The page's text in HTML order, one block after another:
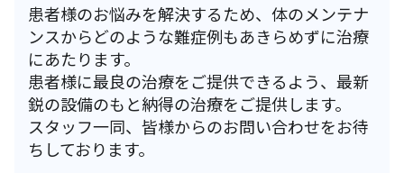
患者様のお悩みを解決するため、体のメンテナ
ンスからどのような難症例もあきらめずに治療
にあたります。
患者様に最良の治療をご提供できるよう、最新
鋭の設備のもと納得の治療をご提供します。
スタッフ一同、皆様からのお問い合わせをお待
ちしております。